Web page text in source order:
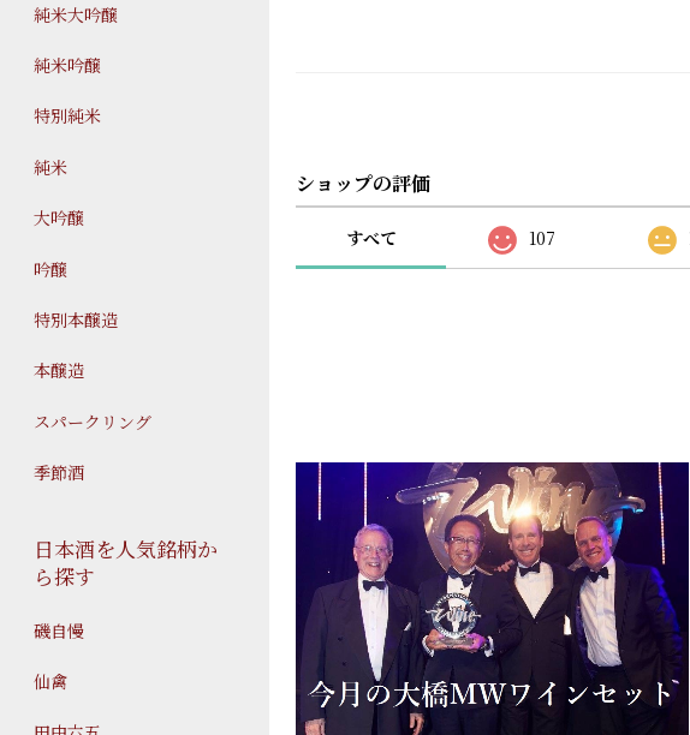
純米大吟醸
純米吟醸
特別純米
純米
大吟醸
吟醸
特別本醸造
本醸造
スパークリング
季節酒
日本酒を人気銘柄か
ら探す
磯自慢
仙禽
ショップの評価
すべて 107